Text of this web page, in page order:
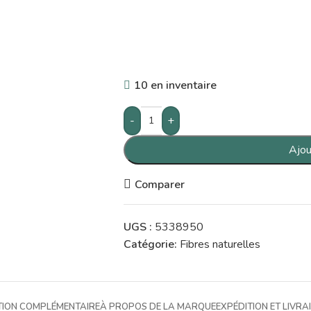
10 en inventaire
-
+
Comparer
UGS : 5338950
Catégorie: Fibres naturelles
COMPLÉMENTAIREÀ PROPOS DE LA MARQUEEXPÉDITION ET